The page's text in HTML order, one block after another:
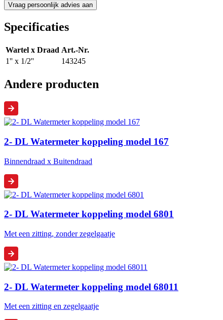
Specificaties
Wartel x Draad Art.-Nr.
1'' x 1/2''
143245
Andere producten
2- DL Watermeter koppeling model 167
Binnendraad x Buitendraad
2- DL Watermeter koppeling model 6801
Met een zitting, zonder zegelgaatje
2- DL Watermeter koppeling model 68011
Met een zitting en zegelgaatje